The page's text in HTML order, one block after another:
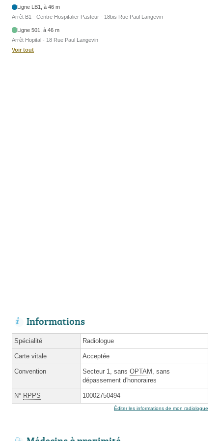
Ligne LB1, à 46 m
Arrêt B1 - Centre Hospitalier Pasteur - 18bis Rue Paul Langevin
Ligne 501, à 46 m
Arrêt Hopital - 18 Rue Paul Langevin
Voir tout
Informations
Spécialité Radiologue
Carte vitale Acceptée
Convention Secteur 1, sans OPTAM
, sans
dépassement d'honoraires
N° RPPS 10002750494
Éditer les informations de mon radiologue